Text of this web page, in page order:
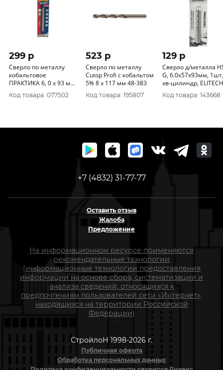
299 p
Сверло по металлу
кобальтовое
ПРАКТИКА 6, 0 х 93 мм
Р6М5К5, (1шт.) блистер
033-512
Код товара: 077502
523 p
Сверло по металлу
Cutop Profi с кобальтом
5% 8 x 117 мм 48-383
Код товара: 195807
129 p
Сверло д/металла
G, 6.0х57х93мм, 1шт,
хв-цилиндр, ELITECH
1820.050900
Код товара: 143668
+7 (4832) 31-77-77
Оставить отзыв
Жалоба
Предложение
На информационном ресурсе применяются
рекомендательные технологии
(информационные технологии предоставления
информации на основе сбора, систематизации и
анализа сведений, относящихся к
предпочтениям пользователей сети «Интернет»,
находящихся на территории Российской
Федерации)
СтройлоН 1998-2026 г.
Публичная оферта
Обработка персональных данных